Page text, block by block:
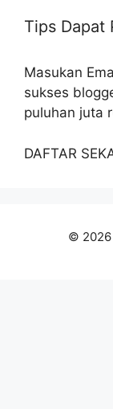
Tips Dapat
Masukan
sukses
puluhan juta
DAFTAR
© 2026